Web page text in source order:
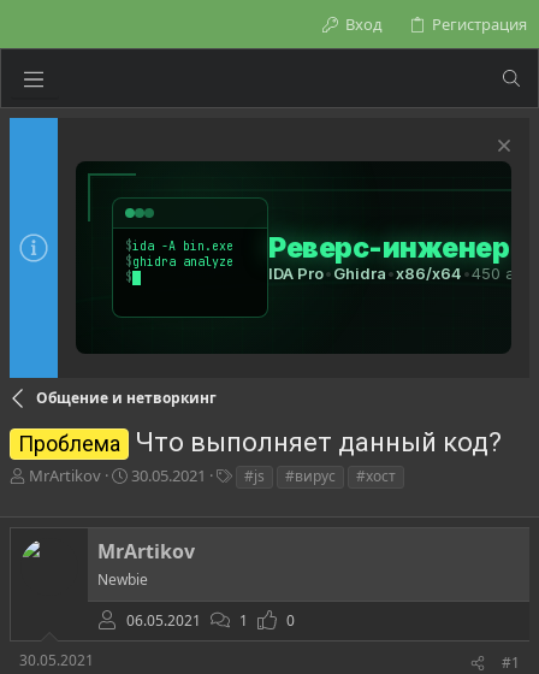
Вход Регистрация
Общение и нетворкинг
Проблема Что выполняет данный код?
А
т
о
р
ы
MrArtikov
Д
т
а
н
а
ч
а
л
30.05.2021
г
#js #вирус #хост
MrArtikov
Newbie
06.05.2021
1
0
30.05.2021
#1